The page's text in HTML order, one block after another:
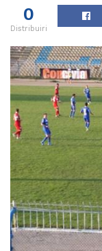
0
Distribuiri